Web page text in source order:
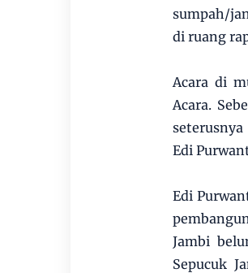
sumpah/
di ruang
Acara di
Acara.
Edi
Edi
Jambi
Sepucuk